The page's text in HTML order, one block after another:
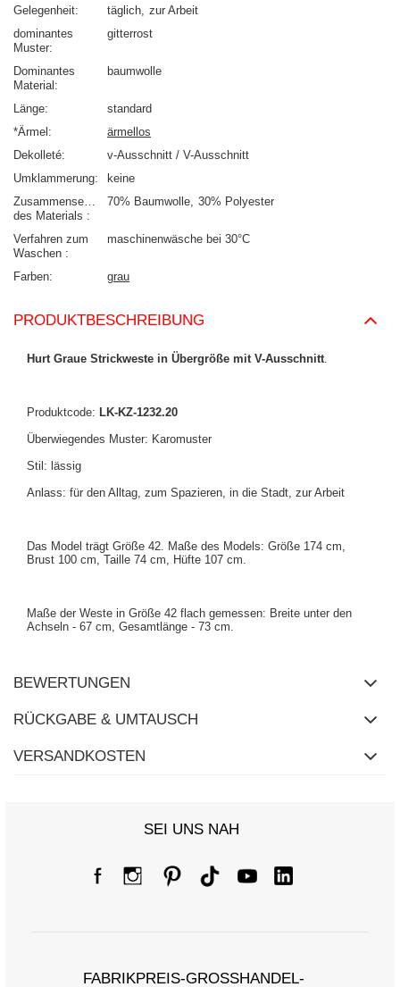
Gelegenheit
täglich zur Arbeit
dominantes
Muster
gitterrost
Dominantes
Material
baumwolle
Länge
standard
*Ärmel
ärmellos
Dekolleté
v-Ausschnitt / V-Ausschnitt
Umklammerung
keine
Zusammensetzung
des Materials
70% Baumwolle 30% Polyester
Verfahren zum
Waschen
maschinenwäsche bei 30°C
Farben grau
PRODUKTBESCHREIBUNG
Hurt Graue Strickweste in Übergröße mit V-Ausschnitt.
Produktcode: LK-KZ-1232.20
Überwiegendes Muster: Karomuster
Stil: lässig
Anlass: für den Alltag, zum Spazieren, in die Stadt, zur Arbeit
Das Model trägt Größe 42. Maße des Models: Größe 174 cm,
Brust 100 cm, Taille 74 cm, Hüfte 107 cm.
Maße der Weste in Größe 42 flach gemessen: Breite unter den
Achseln - 67 cm, Gesamtlänge - 73 cm.
BEWERTUNGEN
RÜCKGABE & UMTAUSCH
VERSANDKOSTEN
SEI UNS NAH
FABRIKPREIS-GROSSHANDEL-K